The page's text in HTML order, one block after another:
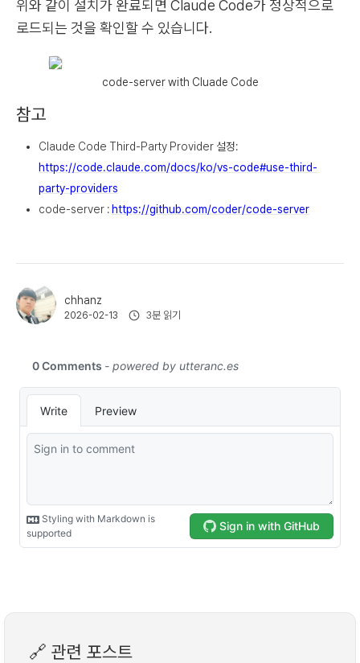
위와 같이 설치가 완료되면 Claude Code가 정상적으로
로드되는 것을 확인할 수 있습니다.
code-server with Cluade Code
참고
Claude Code Third-Party Provider 설정:
https://code.claude.com/docs/ko/vs-code#use-third-
party-providers
code-server : https://github.com/coder/code-server
chhanz
2026-02-13 3분 읽기
🔗 관련 포스트